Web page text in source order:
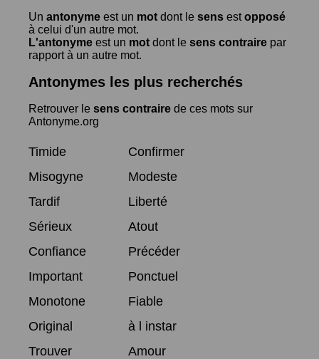
Un antonyme est un mot dont le sens estopposé
à celui d'un autre mot.
L'antonyme est un mot dont le sens contraire par
rapport à un autre mot.
Antonymes les plus recherchés
Retrouver le sens contraire de ces mots sur
Antonyme.org
Timide
Confirmer
Misogyne
Modeste
Tardif
Liberté
Sérieux
Atout
Confiance
Précéder
Important
Ponctuel
Monotone
Fiable
Original
à l instar
Trouver
Amour